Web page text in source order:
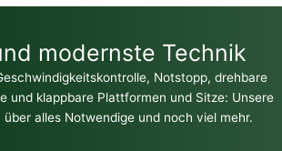
modernste Technik
Notstopp, drehbare
und klappbare Plattformen und Sitze: Unsere
alles Notwendige und noch viel mehr.